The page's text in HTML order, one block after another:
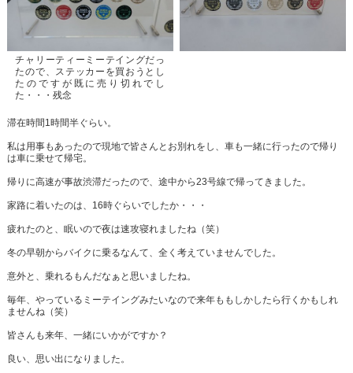
チャリーティーミーテイングだっ
たので、ステッカーを買おうとし
たのですが既に売り切れでし
た・・・残念
滞在時間1時間半ぐらい。
私は用事もあったので現地で皆さんとお別れをし、車も一緒に行ったので帰り
は車に乗せて帰宅。
帰りに高速が事故渋滞だったので、途中から23号線で帰ってきました。
家路に着いたのは、16時ぐらいでしたか・・・
疲れたのと、眠いので夜は速攻寝れましたね（笑）
冬の早朝からバイクに乗るなんて、全く考えていませんでした。
意外と、乗れるもんだなぁと思いましたね。
毎年、やっているミーテイングみたいなので来年ももしかしたら行くかもしれ
ませんね（笑）
皆さんも来年、一緒にいかがですか？
良い、思い出になりました。